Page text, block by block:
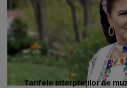
Tarifele interpreților de